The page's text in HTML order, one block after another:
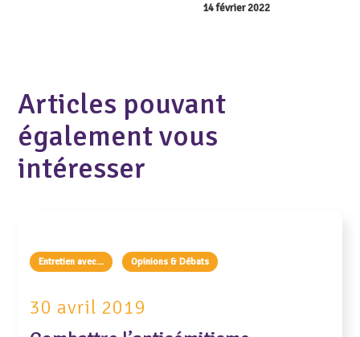
14 février 2022
Articles pouvant
également vous
intéresser
Entretien avec... Opinions & Débats
30 avril 2019